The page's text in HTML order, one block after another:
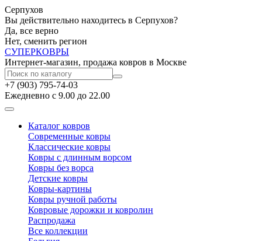
Серпухов
Вы действительно находитесь в Серпухов?
Да, все верно
Нет, сменить регион
СУПЕРКОВРЫ
Интернет-магазин, продажа ковров в Москве
+7 (903) 795-74-03
Ежедневно с 9.00 до 22.00
Каталог ковров
Современные ковры
Классические ковры
Ковры с длинным ворсом
Ковры без ворса
Детские ковры
Ковры-картины
Ковры ручной работы
Ковровые дорожки и ковролин
Распродажа
Все коллекции